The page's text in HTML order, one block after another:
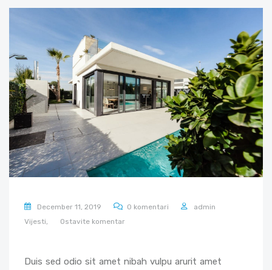
December 11, 2019 0 komentari
admin
Vijesti,
Ostavite komentar
Duis sed odio sit amet nibah vulpu arurit amet